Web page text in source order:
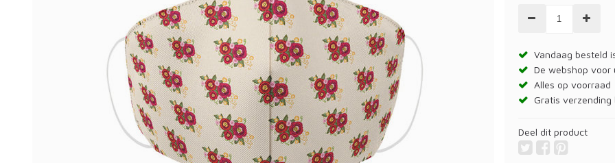
Vandaag besteld
De webshop
Alles op voorraad
Gratis
Deel dit product